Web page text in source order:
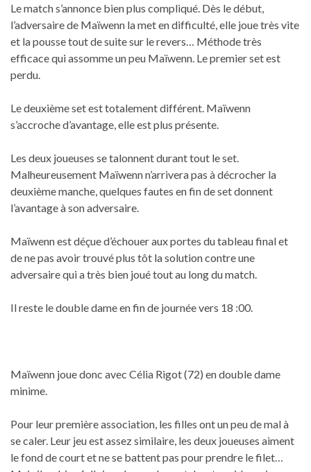
Le match s’annonce bien plus compliqué. Dès le début,
l’adversaire de Maïwenn la met en difficulté, elle joue très vite
et la pousse tout de suite sur le revers… Méthode très
efficace qui assomme un peu Maïwenn. Le premier set est
perdu.
Le deuxième set est totalement différent. Maïwenn
s’accroche d’avantage, elle est plus présente.
Les deux joueuses se talonnent durant tout le set.
Malheureusement Maïwenn n’arrivera pas à décrocher la
deuxième manche, quelques fautes en fin de set donnent
l’avantage à son adversaire.
Maïwenn est déçue d’échouer aux portes du tableau final et
de ne pas avoir trouvé plus tôt la solution contre une
adversaire qui a très bien joué tout au long du match.
Il reste le double dame en fin de journée vers 18 :00.
Maïwenn joue donc avec Célia Rigot (72) en double dame
minime.
Pour leur première association, les filles ont un peu de mal à
se caler. Leur jeu est assez similaire, les deux joueuses aiment
le fond de court et ne se battent pas pour prendre le filet…